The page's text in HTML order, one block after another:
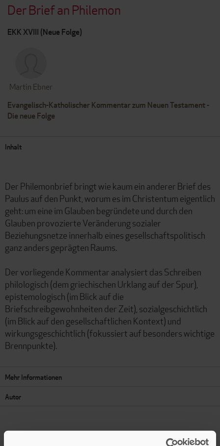
Der Brief an Philemon
EKK XVIII (Neue Folge)
Martin Ebner
Evangelisch-Katholischer Kommentar zum Neuen Testament -
Die neue Folge
Inhalt
Der Philemonbrief bringt wie kaum ein anderer Brief des
Paulus auf den Punkt, worum es im Christentum eigentlich
geht: um eine im Glauben begründete und durch den
Glauben provozierte Veränderung sozialer
Beziehungsnetze innerhalb eines gesellschaftspolitisch
ganz anders geprägten Raums.
Der vorliegende Kommentar analysiert das Schreiben
philologisch (dem griechischen Urklang auf der Spur),
epistemologisch (im Blick auf die
Briefschreibgewohnheiten der Zeit), sozialgeschichtlich
(im Blick auf den gesellschaftlichen Kontext) und
wirkungsgeschichtlich (fokussiert auf besonders wichtige
Brennpunkte).
Mehr Informationen
Autor